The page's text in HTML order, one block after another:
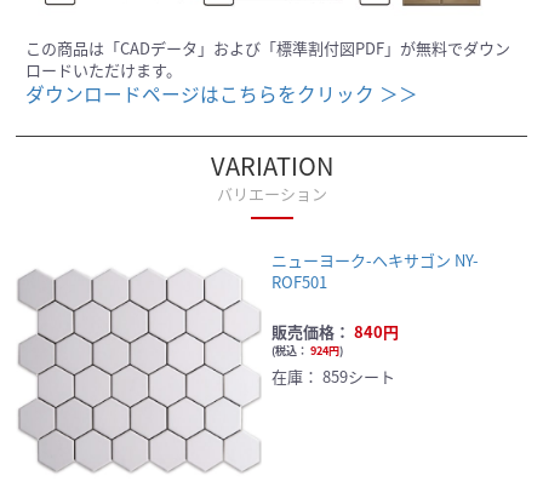
この商品は「CADデータ」および「標準割付図PDF」が無料でダウン
ロードいただけます。
ダウンロードページはこちらをクリック ＞＞
VARIATION
バリエーション
ニューヨーク-ヘキサゴン NY-
ROF501
販売価格： 840円
(税込： 924円)
在庫： 859シート